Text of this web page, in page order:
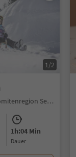
1/2
Seiseralm, Kastelruth, Dolomitenregion Seiser Alm
1h:04 Min
Dauer